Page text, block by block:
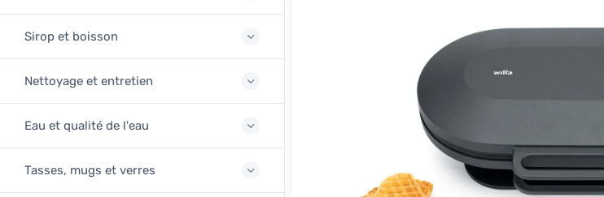
Sirop et boisson
Nettoyage et entretien
Eau et qualité de l'eau
Tasses, mugs et verres